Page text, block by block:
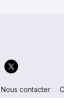
Nous contacter